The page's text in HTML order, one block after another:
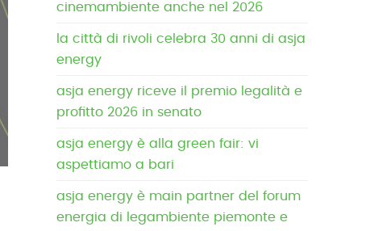
cinemambiente anche nel 2026
la città di rivoli celebra 30 anni di asja
energy
asja energy riceve il premio legalità e
profitto 2026 in senato
asja energy è alla green fair: vi
aspettiamo a bari
asja energy è main partner del forum
energia di legambiente piemonte e